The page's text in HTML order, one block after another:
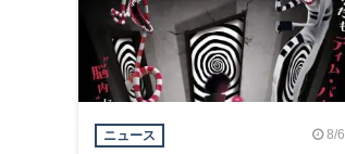
ニュース 8/6